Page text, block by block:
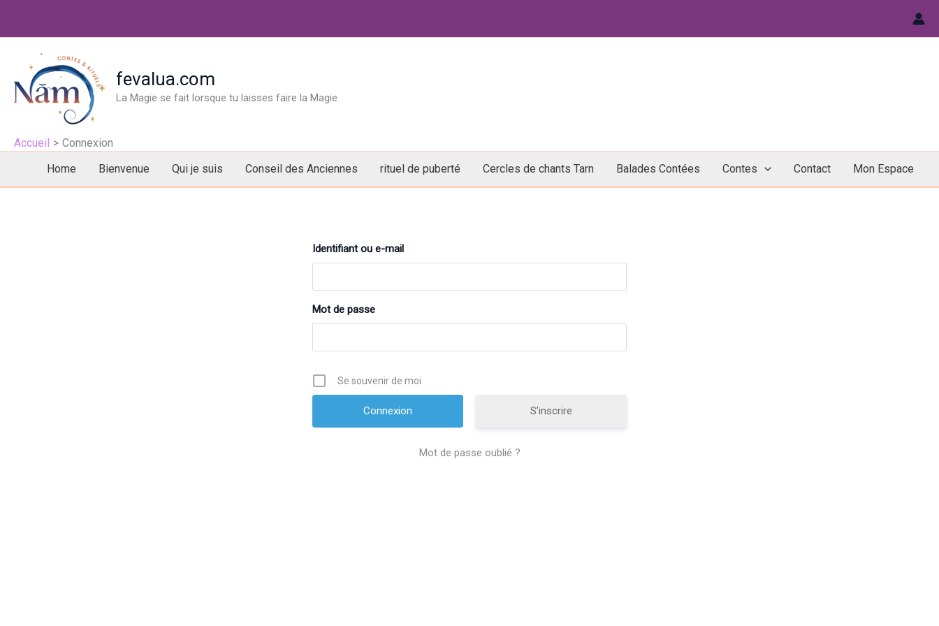
fevalua.com
La Magie se fait lorsque tu laisses faire la Magie
Accueil
Connexion
Home
Bienvenue Qui je suis Conseil des Anciennes rituel de puberté Cercles de chants Tarn Balades Contées Contes Contact Mon Espace
Identifiant ou e-mail
Mot de passe
Se souvenir de moi
S’inscrire
Mot de passe oublié ?